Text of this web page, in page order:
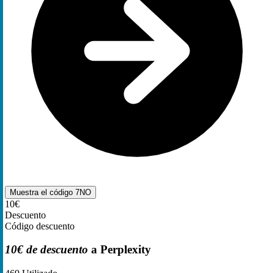
Muestra el código 7NO
10€
Descuento
Código descuento
10€ de descuento a Perplexity